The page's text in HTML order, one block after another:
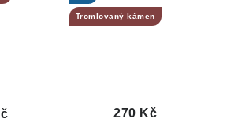
Tromlovaný kámen
270 Kč